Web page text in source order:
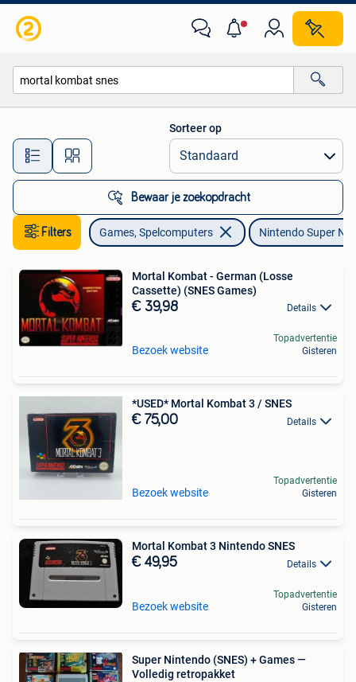
Alle afstanden…
Sorteer op
Bewaar je zoekopdracht
Filters Games, Spelcomputers Nintendo Super
Mortal Kombat - German (Losse
Cassette) (SNES Games)
€ 39,98 Details
Bezoek website
Topadvertentie
Gisteren
*USED* Mortal Kombat 3 / SNES
€ 75,00 Details
Bezoek website
Topadvertentie
Gisteren
Mortal Kombat 3 Nintendo SNES
€ 49,95 Details
Bezoek website
Topadvertentie
Gisteren
Super Nintendo (SNES) + Games —
Volledig retropakket